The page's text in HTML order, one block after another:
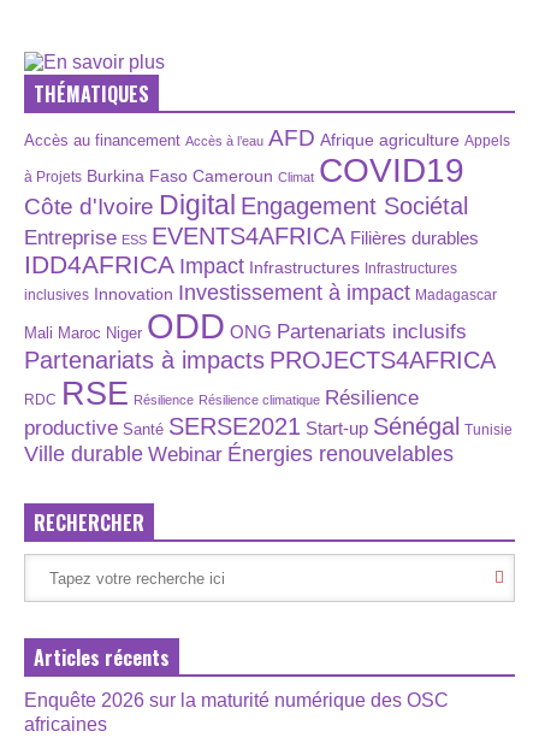
THÉMATIQUES
Accès au financement Accès à l’eau AFD Afrique agriculture Appels
à Projets Burkina Faso Cameroun Climat COVID19
Côte d'Ivoire Digital Engagement Sociétal
Entreprise ESS EVENTS4AFRICA Filières durables
IDD4AFRICA Impact Infrastructures Infrastructures
inclusives Innovation Investissement à impact Madagascar
Mali Maroc Niger ODD ONG Partenariats inclusifs
Partenariats à impacts PROJECTS4AFRICA
RDC RSE Résilience Résilience climatique Résilience
productive Santé SERSE2021 Start-up Sénégal Tunisie
Ville durable Webinar Énergies renouvelables
RECHERCHER
Articles récents
Enquête 2026 sur la maturité numérique des OSC
africaines